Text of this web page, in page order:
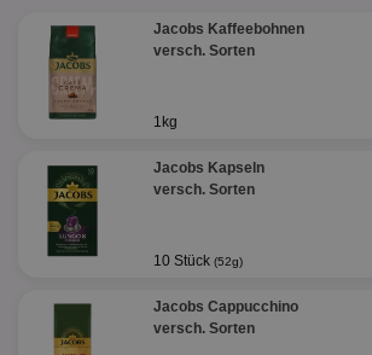
Jacobs Kaffeebohnen
versch. Sorten
1kg
Jacobs Kapseln
versch. Sorten
10 Stück (52g)
Jacobs Cappucchino
versch. Sorten